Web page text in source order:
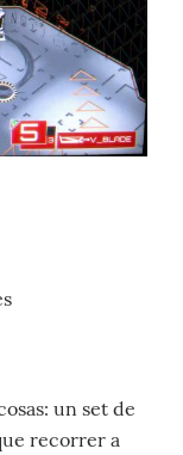
un set de
recorrer a